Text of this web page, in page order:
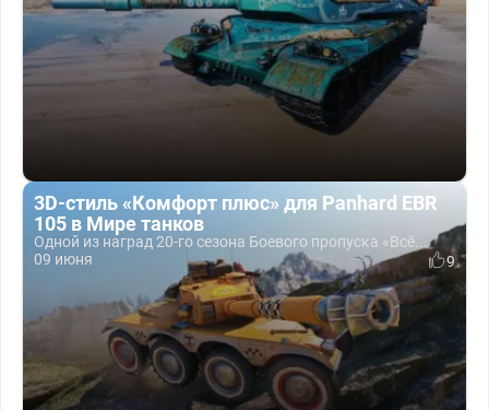
3D-стиль «Комфорт плюс» для Panhard EBR
105 в Мире танков
Одной из наград 20-го сезона Боевого пропуска «Всё...
09 июня
9